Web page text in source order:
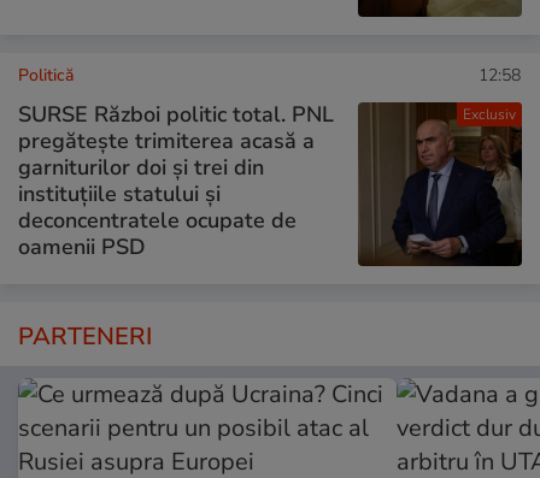
Exclusiv
Politică 12:58
SURSE Război politic total. PNL
pregătește trimiterea acasă a
garniturilor doi și trei din
instituțiile statului și
deconcentratele ocupate de
oamenii PSD
PARTENERI